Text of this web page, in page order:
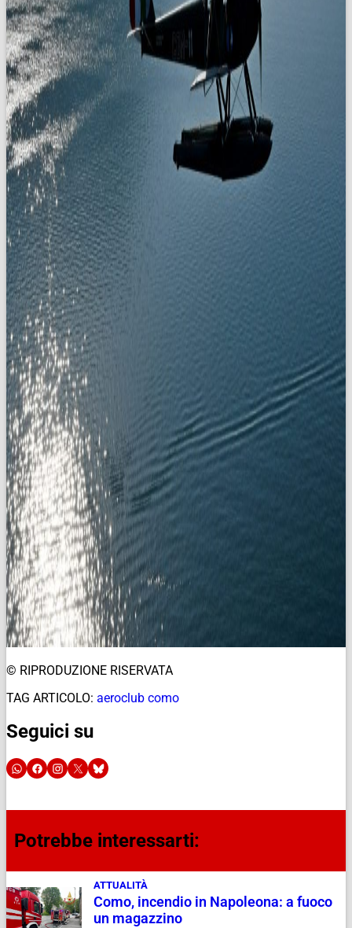
© RIPRODUZIONE RISERVATA
TAG ARTICOLO: aeroclub como
Seguici su
Potrebbe interessarti:
ATTUALITÀ
Como, incendio in Napoleona: a fuoco
un magazzino